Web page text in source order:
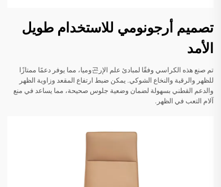
تصميم أرجونومي للاستخدام طويل
الأمد
تم صنع هذه الكراسي وفقًا لمبادئ علم الإر곤وميا، مما يوفر دعمًا ممتازًا
للظهر والرقبة والنخاع الشوكي. يمكن ضبط ارتفاع المقعد وزاوية الظهر
والدعم القطني بسهولة لضمان وضعية جلوس صحيحة، مما يساعد في منع
آلام التعب في الظهر.